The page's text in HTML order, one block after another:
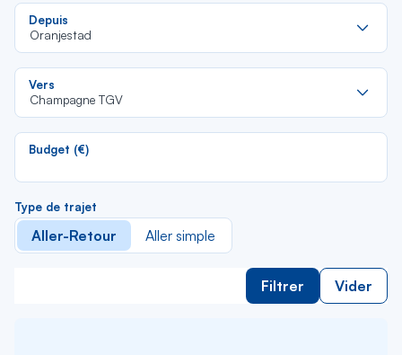
Depuis
Oranjestad
Vers
Champagne TGV
Budget (€)
Type de trajet
Aller-Retour Aller simple
Filtrer Vider